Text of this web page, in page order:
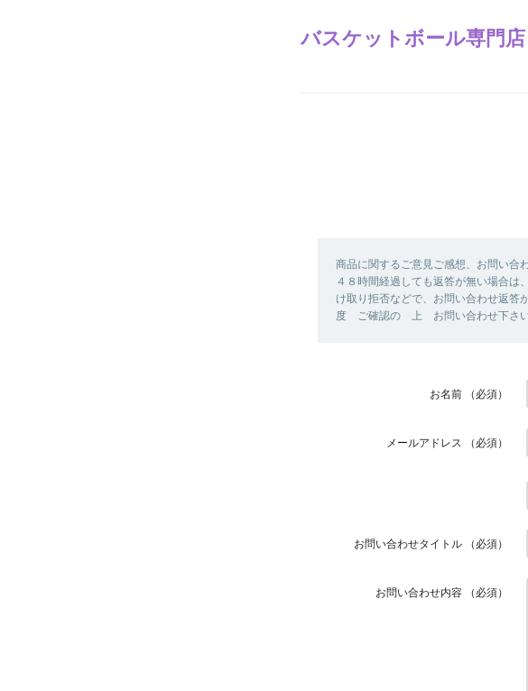
バスケットボール専門
商品に関するご意見ご感想、お問い合
４８時間経過しても返答が無い場合
け取り拒否などで、お問い合わせ返
度 ご確認の 上 お問い合わせ下さい
お名前 （必須）
メールアドレス （必須）
お問い合わせタイトル （必須）
お問い合わせ内容 （必須）